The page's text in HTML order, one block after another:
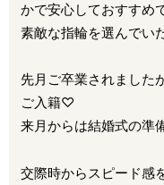
かで安心しておすすめ
素敵な指輪を選んで
先月ご卒業されました
ご入籍♡
来月からは結婚式の準
交際時からスピード感